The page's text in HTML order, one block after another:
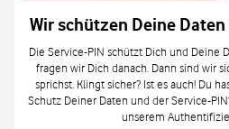
Wir schützen Deine
Die Service-PIN schützt Dich und Deine
fragen wir Dich danach. Dann sind wir
sprichst. Klingt sicher? Ist es auch! Du
Schutz Deiner Daten und der Service-
unserem